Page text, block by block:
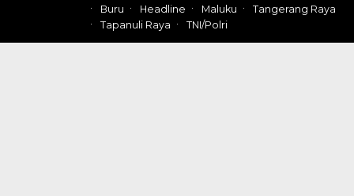
Buru
Headline Maluku
Tangerang Raya
Tapanuli Raya
TNI/Polri